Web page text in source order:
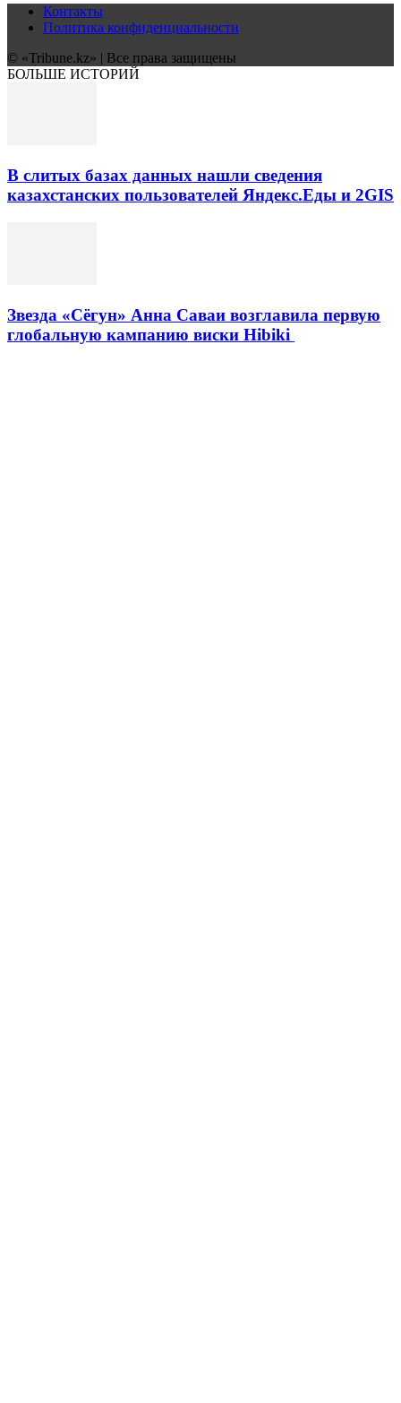
Контакты
Политика конфиденциальности
© «Tribune.kz» | Все права защищены
БОЛЬШЕ ИСТОРИЙ
В слитых базах данных нашли сведения
казахстанских пользователей Яндекс.Еды и 2GIS
Звезда «Сёгун» Анна Саваи возглавила первую
глобальную кампанию виски Hibiki